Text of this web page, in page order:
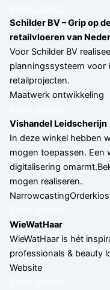
Schilder BV – Grip op
retailvloeren van
Voor Schilder BV
planningssysteem voor
retailprojecten.
Maatwerk ontwikkeling
Vishandel Leidscherijn
In deze winkel hebben
mogen toepassen. Een
digitalisering
mogen realiseren.
Narrowcasting
WieWatHaar
WieWatHaar is hét
professionals & beauty
Website